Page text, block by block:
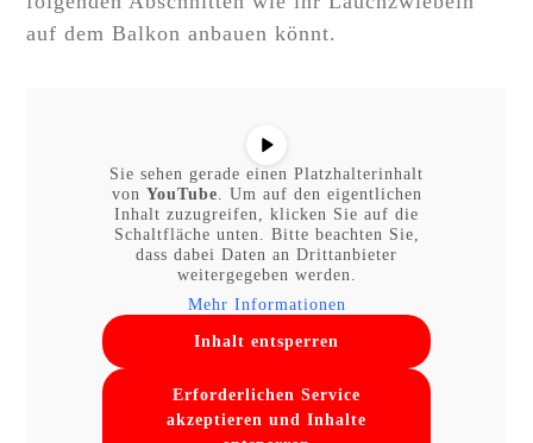
auf dem Balkon anbauen könnt.
Sie sehen gerade einen Platzhalterinhalt
von YouTube . Um auf den eigentlichen
Inhalt zuzugreifen, klicken Sie auf die
Schaltfläche unten. Bitte beachten Sie,
dass dabei Daten an Drittanbieter
weitergegeben werden.
Mehr Informationen
Inhalt entsperren
Erforderlichen Service
akzeptieren und Inhalte